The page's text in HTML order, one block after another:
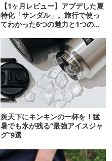
【1ヶ月レビュー】アプデした夏
特化「サンダル」。旅行で使っ
てわかった6つの魅力と1つの注
炎天下にキンキンの一杯を！猛
暑でも氷が残る“最強アイスジャ
グ”9選